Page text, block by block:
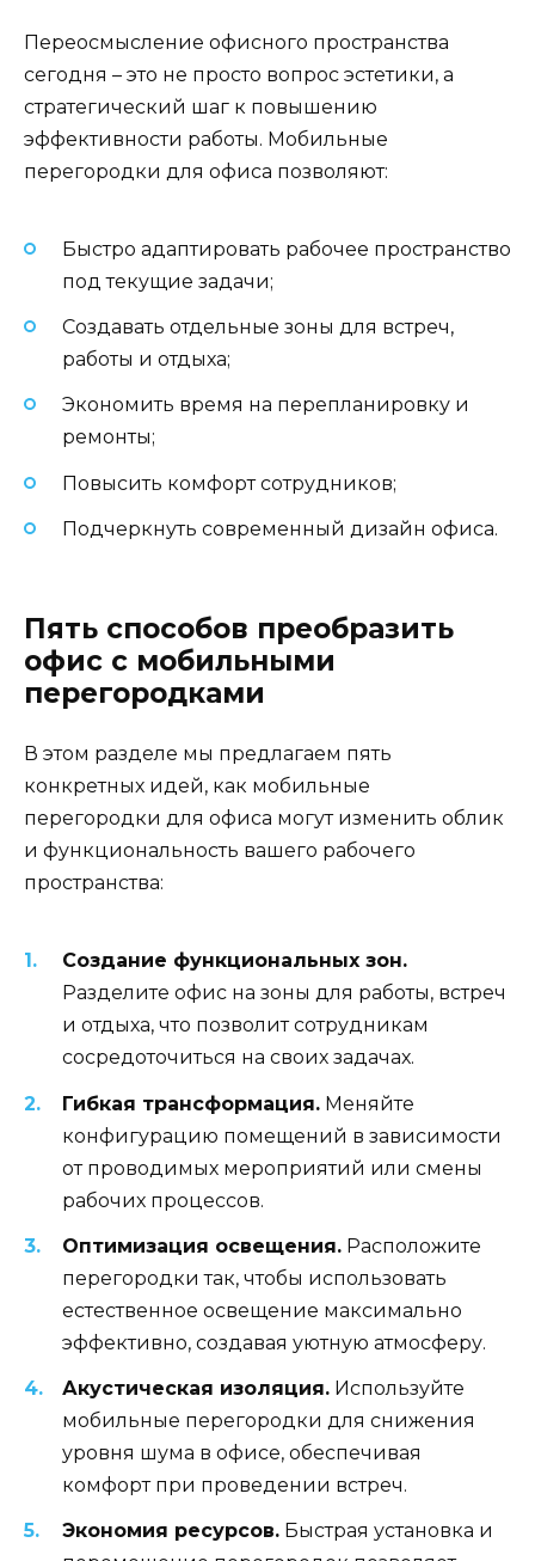
Переосмысление офисного пространства
сегодня – это не просто вопрос эстетики, а
стратегический шаг к повышению
эффективности работы. Мобильные
перегородки для офиса позволяют:
Быстро адаптировать рабочее пространство
под текущие задачи;
Создавать отдельные зоны для встреч,
работы и отдыха;
Экономить время на перепланировку и
ремонты;
Повысить комфорт сотрудников;
Подчеркнуть современный дизайн офиса.
Пять способов преобразить
офис с мобильными
перегородками
В этом разделе мы предлагаем пять
конкретных идей, как мобильные
перегородки для офиса могут изменить облик
и функциональность вашего рабочего
пространства:
Создание функциональных зон.
Разделите офис на зоны для работы, встреч
и отдыха, что позволит сотрудникам
сосредоточиться на своих задачах.
Гибкая трансформация. Меняйте
конфигурацию помещений в зависимости
от проводимых мероприятий или смены
рабочих процессов.
Оптимизация освещения. Расположите
перегородки так, чтобы использовать
естественное освещение максимально
эффективно, создавая уютную атмосферу.
Акустическая изоляция. Используйте
мобильные перегородки для снижения
уровня шума в офисе, обеспечивая
комфорт при проведении встреч.
Экономия ресурсов. Быстрая установка и